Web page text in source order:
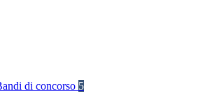
di concorso 5